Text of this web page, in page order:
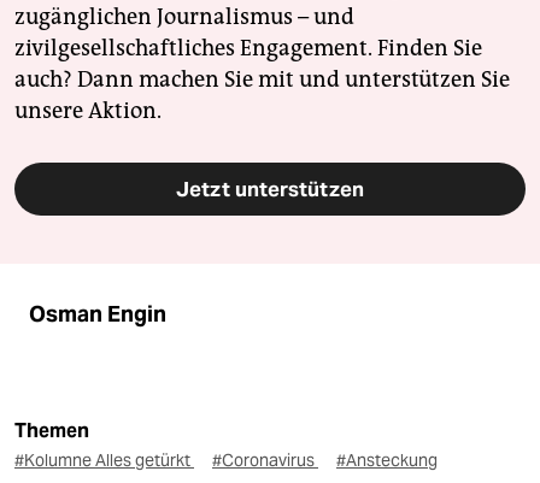
zugänglichen Journalismus – und
zivilgesellschaftliches Engagement. Finden Sie
auch? Dann machen Sie mit und unterstützen Sie
unsere Aktion.
Jetzt unterstützen
Osman Engin
Themen
#Kolumne Alles getürkt #Coronavirus #Ansteckung